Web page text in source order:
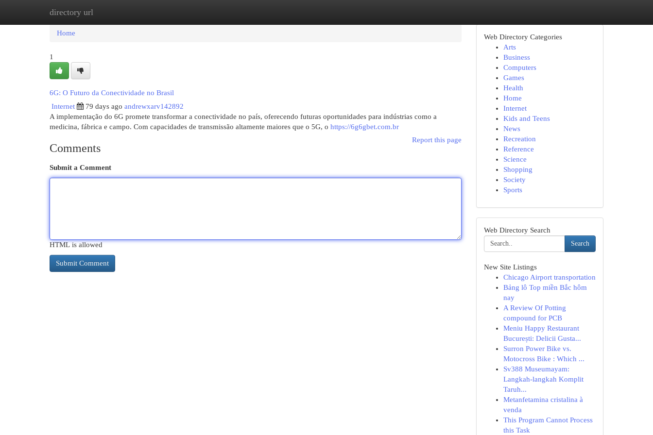
directory url
Home
Home
1
6G: O Futuro da Conectividade no Brasil
Internet
79 days ago andrewxarv142892
A implementação do 6G promete transformar a conectividade no país, oferecendo futuras oportunidades para indústrias como a
medicina, fábrica e campo. Com capacidades de transmissão altamente maiores que o 5G, o https://6g6gbet.com.br
Report this page
Comments
Submit a Comment
HTML is allowed
Web Directory Categories
Arts
Business
Computers
Games
Health
Home
Internet
Kids and Teens
News
Recreation
Reference
Science
Shopping
Society
Sports
Web Directory Search
Search
New Site Listings
Chicago Airport transportation
Bảng lô Top miền Bắc hôm
nay
A Review Of Potting
compound for PCB
Meniu Happy Restaurant
București: Delicii Gusta...
Surron Power Bike vs.
Motocross Bike : Which ...
Sv388 Museumayam:
Langkah-langkah Komplit
Taruh...
Metanfetamina cristalina à
venda
This Program Cannot Process
this Task